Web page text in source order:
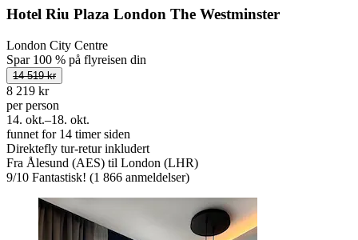
Hotel Riu Plaza London The Westminster
London City Centre
Spar 100 % på flyreisen din
14 519 kr
8 219 kr
per person
14. okt.–18. okt.
funnet for 14 timer siden
Direktefly tur-retur inkludert
Fra Ålesund (AES) til London (LHR)
9/10 Fantastisk! (1 866 anmeldelser)